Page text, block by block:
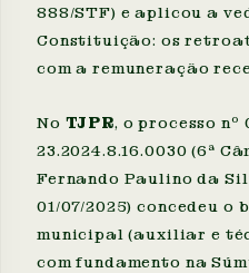
888/STF) e aplicou a
Constituição: os
com a remuneração
No TJPR, o processo nº
23.2024.8.16.0030 (6ª
Fernando Paulino da
01/07/2025) concedeu
municipal (auxiliar e
com fundamento na